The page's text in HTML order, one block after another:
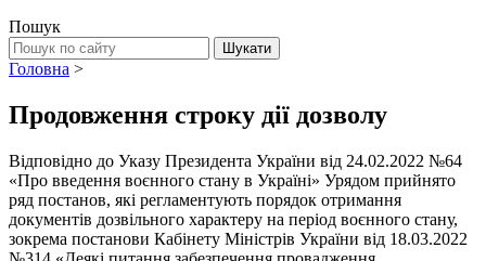
Пошук
Головна >
Продовження строку дії дозволу
Відповідно до Указу Президента України від 24.02.2022 №64
«Про введення воєнного стану в Україні» Урядом прийнято
ряд постанов, які регламентують порядок отримання
документів дозвільного характеру на період воєнного стану,
зокрема постанови Кабінету Міністрів України від 18.03.2022